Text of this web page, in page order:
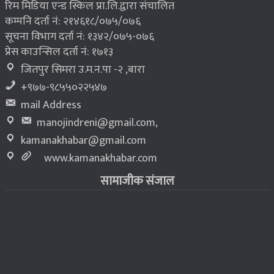
रिम मिडिया एन्ड स्किल प्रा.लि.द्वारा संचालित
कम्पनि दर्ता नं: २१४६१८/०७५/०७६
सूचना विभाग दर्ता नं: १३४२/०७५-०७६
प्रेस काउन्सिल दर्ता नं: १७१३
जितपुर सिमरा उ.म.न.पा -२ ,बारा
+९७७-९८५५०२२५४७
mail Address
manojindreni@gmail.com,
kamanakhabar@gmail.com
www.kamanakhabar.com
सामाजीक संजाल